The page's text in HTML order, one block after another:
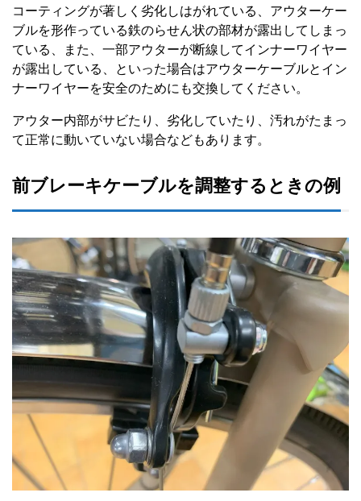
コーティングが著しく劣化しはがれている、アウターケー
ブルを形作っている鉄のらせん状の部材が露出してしまっ
ている、また、一部アウターが断線してインナーワイヤー
が露出している、といった場合はアウターケーブルとイン
ナーワイヤーを安全のためにも交換してください。
アウター内部がサビたり、劣化していたり、汚れがたまっ
て正常に動いていない場合などもあります。
前ブレーキケーブルを調整するときの例